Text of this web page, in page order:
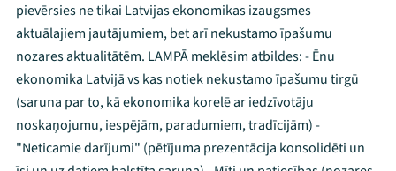
pievērsies ne tikai Latvijas ekonomikas izaugsmes
aktuālajiem jautājumiem, bet arī nekustamo īpašumu
nozares aktualitātēm. LAMPĀ meklēsim atbildes: - Ēnu
ekonomika Latvijā vs kas notiek nekustamo īpašumu tirgū
(saruna par to, kā ekonomika korelē ar iedzīvotāju
noskaņojumu, iespējām, paradumiem, tradīcijām) -
"Neticamie darījumi" (pētījuma prezentācija konsolidēti un